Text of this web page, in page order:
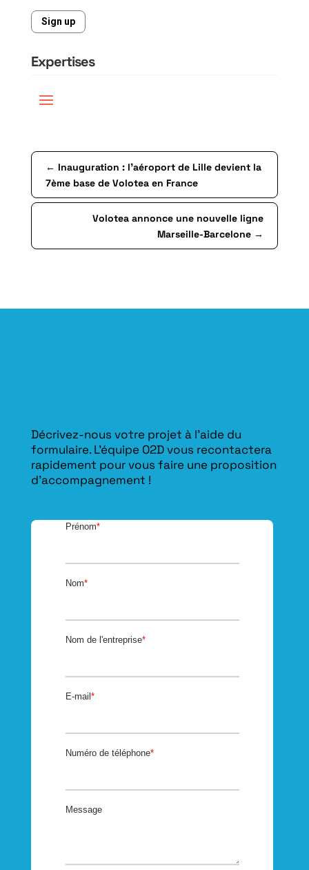
Sign up
Expertises
← Inauguration : l’aéroport de Lille devient la
7ème base de Volotea en France
Volotea annonce une nouvelle ligne
Marseille-Barcelone →
Décrivez-nous votre projet à l’aide du
formulaire. L'équipe O2D vous recontactera
rapidement pour vous faire une proposition
d’accompagnement !